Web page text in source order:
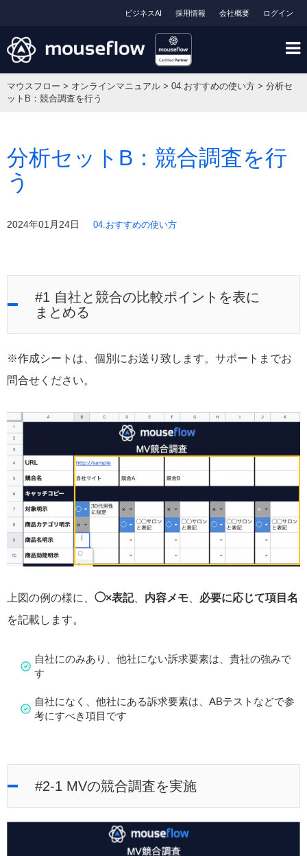
ログイン
会社概要
採用情報
ビジネスAI
マウスフロー > オンラインマニュアル > 04.おすすめの使い方 > 分析セ
ットB：競合調査を行う
分析セットB：競合調査を行
う
2024年01月24日 04.おすすめの使い方
#1 自社と競合の比較ポイントを表に
まとめる
※作成シートは、個別にお送り致します。サポートまでお
問合せください。
上図の例の様に、 ◯×表記、 内容メモ、 必要に応じて項目名
を記載します。
自社にのみあり、他社にない訴求要素は、貴社の強みで
す
自社になく、他社にある訴求要素は、ABテストなどで参
考にすべき項目です
#2-1 MVの競合調査を実施